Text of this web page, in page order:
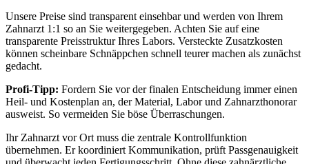
Unsere Preise sind transparent einsehbar und werden von Ihrem
Zahnarzt 1:1 so an Sie weitergegeben. Achten Sie auf eine
transparente Preisstruktur Ihres Labors. Versteckte Zusatzkosten
können scheinbare Schnäppchen schnell teurer machen als zunächst
gedacht.
Profi-Tipp: Fordern Sie vor der finalen Entscheidung immer einen
Heil- und Kostenplan an, der Material, Labor und Zahnarzthonorar
ausweist. So vermeiden Sie böse Überraschungen.
Ihr Zahnarzt vor Ort muss die zentrale Kontrollfunktion
übernehmen. Er koordiniert Kommunikation, prüft Passgenauigkeit